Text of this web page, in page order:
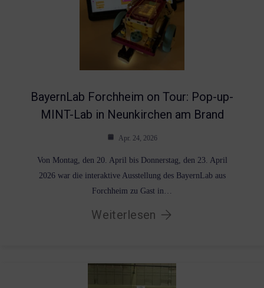
BayernLab Forchheim on Tour: Pop-up-
MINT-Lab in Neunkirchen am Brand
Apr. 24, 2026
Von Montag, den 20. April bis Donnerstag, den 23. April
2026 war die interaktive Ausstellung des BayernLab aus
Forchheim zu Gast in…
Weiterlesen